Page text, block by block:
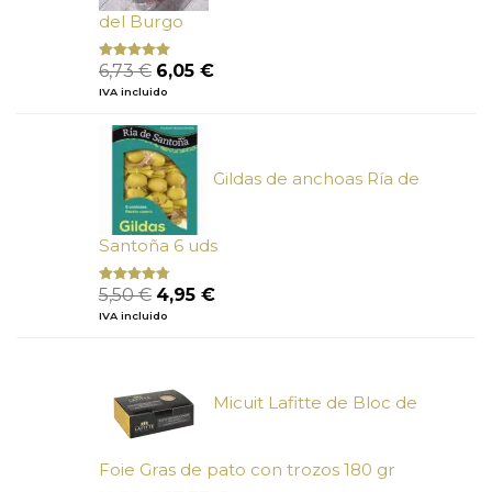
del Burgo
Valorado
con
de
5
6,73€ El
precio
era:
6,73 €.
6,05 €El
IVA incluido
Gildas de anchoas Ría de
Santoña 6 uds
Valorado
con
de 5
5,50€ El
precio
4,95 €El
IVA incluido
Micuit Lafitte de Bloc de
Foie Gras de pato con trozos 180 gr